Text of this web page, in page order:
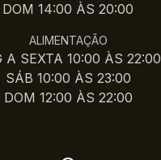
DOM 14:00 ÀS 20:00
ALIMENTAÇÃO
A SEXTA 10:00 ÀS 22:00
SÁB 10:00 ÀS 23:00
DOM 12:00 ÀS 22:00